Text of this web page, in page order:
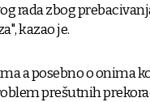
rada zbog
kazao je.
a posebno o onima
prešutnih